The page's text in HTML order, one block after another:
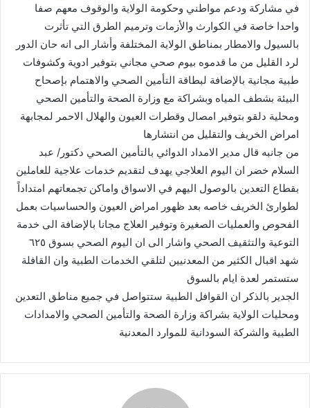
في مشاركة ودعم مواطني وحكومة الولاية والوقوف معهم صفا
واحدا خاصة في الكوارث والأزمات وترميم الطرق التي تأثرت
بالسيول والامطار بمناطق الولاية المختلفة وأشار الى انه حان الدور
لرد القليل من ما قدموه بيوم صحي مجاني بتوفير ادوية وكشوفات
طبية مجانية بالإضافة لبطاقة التأمين الصحي والاهتمام بإصحاح
البيئة بشطف المياه وبشراكة مع وزارة الصحة والتأمين الصحي
ومحلية دلقو بتوفير امصال وقطرات العيون والهلال الاحمر لمجابهة
امراض الخريف والتقليل من انتشارها
من جانبه قال مدير الامداد الدوائي بالتأمين الصحي دكتور/ عبد
السلام خضر ان اليوم العلاجي يهدف لتقديم خدمات علاجية للعاملين
بقطاع التعدين بالوصول اليهم في الاسواق واماكن تجمعاتهم امتداداً
لطوارئ الخريف خاصه بعد ظهور امراض العيون والحساسيات بعمل
الفحوص والعمليات الصغيرة وتوفير العلاج مجانا بالإضافة الى خدمة
التوعية والتثقيف الصحي واشار الى ان اليوم الصحي بسوق ٦٢٥
شهد اقبال الكثير من المعدنيين لتلقي الخدمات الطبية وان القافلة
ستستمر لعدة ايام بالسوق
الجدير بالذكر ان القوافل الطبية ستتواصل في جميع مناطق التعدين
ومحليات الولاية بشراكة وزارة الصحة والتأمين الصحي والامدادات
الطبية والشركة السودانية للموارد المعدنية